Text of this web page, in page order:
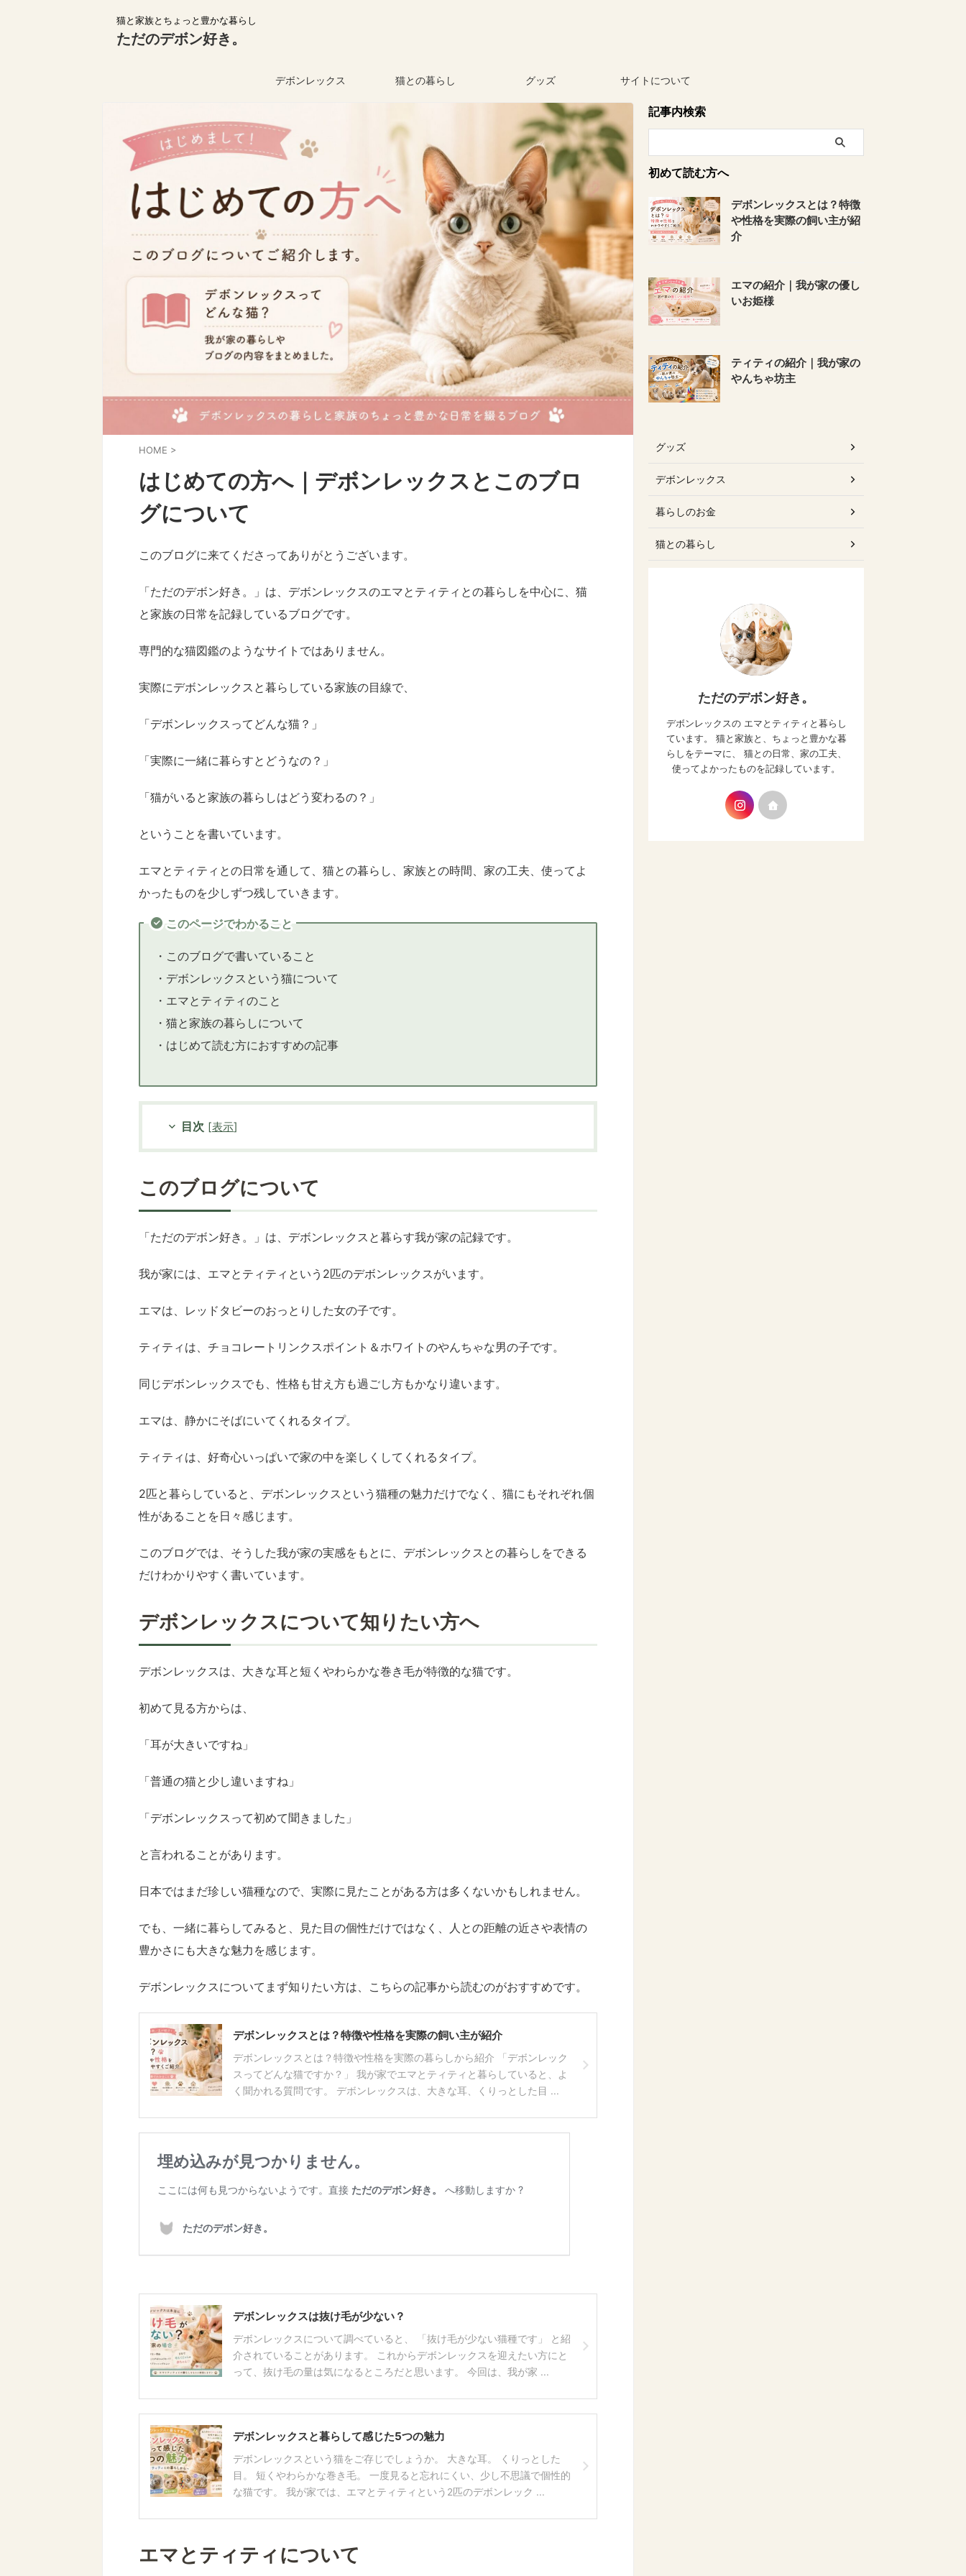
猫と家族とちょっと豊かな暮らし
ただのデボン好き。
デボンレックス 猫との暮らし グッズ サイトについて
HOME >
はじめての方へ｜デボンレックスとこのブロ
グについて
このブログに来てくださってありがとうございます。
「ただのデボン好き。」は、デボンレックスのエマとティティとの暮らしを中心に、猫
と家族の日常を記録しているブログです。
専門的な猫図鑑のようなサイトではありません。
実際にデボンレックスと暮らしている家族の目線で、
「デボンレックスってどんな猫？」
「実際に一緒に暮らすとどうなの？」
「猫がいると家族の暮らしはどう変わるの？」
ということを書いています。
エマとティティとの日常を通して、猫との暮らし、家族との時間、家の工夫、使ってよ
かったものを少しずつ残していきます。
このページでわかること
・このブログで書いていること
・デボンレックスという猫について
・エマとティティのこと
・猫と家族の暮らしについて
・はじめて読む方におすすめの記事
目次 [表示]
このブログについて
「ただのデボン好き。」は、デボンレックスと暮らす我が家の記録です。
我が家には、エマとティティという2匹のデボンレックスがいます。
エマは、レッドタビーのおっとりした女の子です。
ティティは、チョコレートリンクスポイント＆ホワイトのやんちゃな男の子です。
同じデボンレックスでも、性格も甘え方も過ごし方もかなり違います。
エマは、静かにそばにいてくれるタイプ。
ティティは、好奇心いっぱいで家の中を楽しくしてくれるタイプ。
2匹と暮らしていると、デボンレックスという猫種の魅力だけでなく、猫にもそれぞれ個
性があることを日々感じます。
このブログでは、そうした我が家の実感をもとに、デボンレックスとの暮らしをできる
だけわかりやすく書いています。
デボンレックスについて知りたい方へ
デボンレックスは、大きな耳と短くやわらかな巻き毛が特徴的な猫です。
初めて見る方からは、
「耳が大きいですね」
「普通の猫と少し違いますね」
「デボンレックスって初めて聞きました」
と言われることがあります。
日本ではまだ珍しい猫種なので、実際に見たことがある方は多くないかもしれません。
でも、一緒に暮らしてみると、見た目の個性だけではなく、人との距離の近さや表情の
豊かさにも大きな魅力を感じます。
デボンレックスについてまず知りたい方は、こちらの記事から読むのがおすすめです。
デボンレックスとは？特徴や性格を実際の飼い主が紹介
デボンレックスとは？特徴や性格を実際の暮らしから紹介 「デボンレック
スってどんな猫ですか？」 我が家でエマとティティと暮らしていると、よ
く聞かれる質問です。 デボンレックスは、大きな耳、くりっとした目 ...
デボンレックスは抜け毛が少ない？
デボンレックスについて調べていると、 「抜け毛が少ない猫種です」 と紹
介されていることがあります。 これからデボンレックスを迎えたい方にと
って、抜け毛の量は気になるところだと思います。 今回は、我が家 ...
デボンレックスと暮らして感じた5つの魅力
デボンレックスという猫をご存じでしょうか。 大きな耳。 くりっとした
目。 短くやわらかな巻き毛。 一度見ると忘れにくい、少し不思議で個性的
な猫です。 我が家では、エマとティティという2匹のデボンレック ...
エマとティティについて
記事内検索
初めて読む方へ
デボンレックスとは？特徴
や性格を実際の飼い主が紹
介
エマの紹介｜我が家の優し
いお姫様
ティティの紹介｜我が家の
やんちゃ坊主
グッズ
デボンレックス
暮らしのお金
猫との暮らし
ただのデボン好き。
デボンレックスの エマとティティと暮らし
ています。 猫と家族と、ちょっと豊かな暮
らしをテーマに、 猫との日常、家の工夫、
使ってよかったものを記録しています。